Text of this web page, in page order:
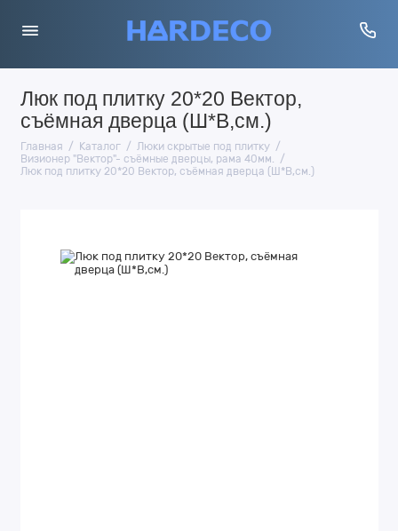
Люк под плитку 20*20 Вектор,
съёмная дверца (Ш*В,см.)
Главная Каталог
Люки скрытые под плитку
Визионер "Вектор"- съёмные дверцы, рама 40мм.
Люк под плитку 20*20 Вектор, съёмная дверца (Ш*В,см.)